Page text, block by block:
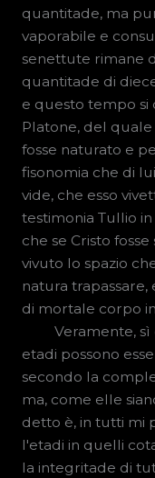
quantitade, ma
vaporabile e
senettute rimane
quantitade di
e questo tempo si
Platone, del
fosse naturato e
fisonomia che di
vide, che esso
testimonia Tullio
che se Cristo
vivuto lo spazio
natura
di mortale corpo
Veramente, sì
etadi possono
secondo la
ma, come elle
detto è, in tutti mi
l'etadi in quelli
la integritade di